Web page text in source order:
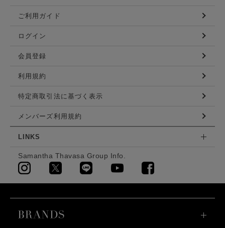
ご利用ガイド
ログイン
会員登録
利用規約
特定商取引法に基づく表示
メンバーズ利用規約
LINKS
Samantha Thavasa Group Info.